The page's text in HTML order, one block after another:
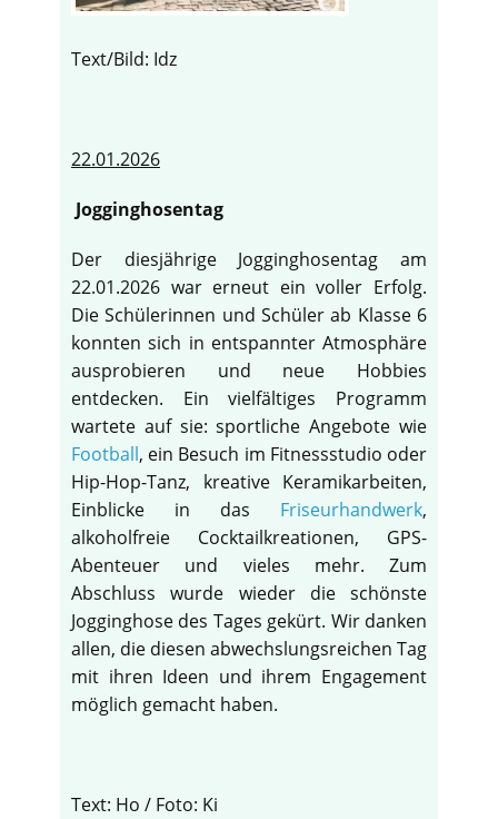
Text/Bild: Idz
22.01.2026
Jogginghosentag
Der diesjährige Jogginghosentag am
22.01.2026 war erneut ein voller Erfolg.
Die Schülerinnen und Schüler ab Klasse 6
konnten sich in entspannter Atmosphäre
ausprobieren und neue Hobbies
entdecken. Ein vielfältiges Programm
wartete auf sie: sportliche Angebote wie
Football, ein Besuch im Fitnessstudio oder
Hip-Hop-Tanz, kreative Keramikarbeiten,
Einblicke in das Friseurhandwerk,
alkoholfreie Cocktailkreationen, GPS-
Abenteuer und vieles mehr. Zum
Abschluss wurde wieder die schönste
Jogginghose des Tages gekürt. Wir danken
allen, die diesen abwechslungsreichen Tag
mit ihren Ideen und ihrem Engagement
möglich gemacht haben.
Text: Ho / Foto: Ki